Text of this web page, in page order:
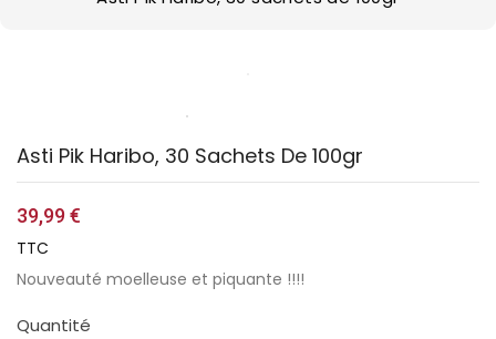
Asti Pik Haribo, 30 Sachets De 100gr
39,99 €
TTC
Nouveauté moelleuse et piquante !!!!
Quantité